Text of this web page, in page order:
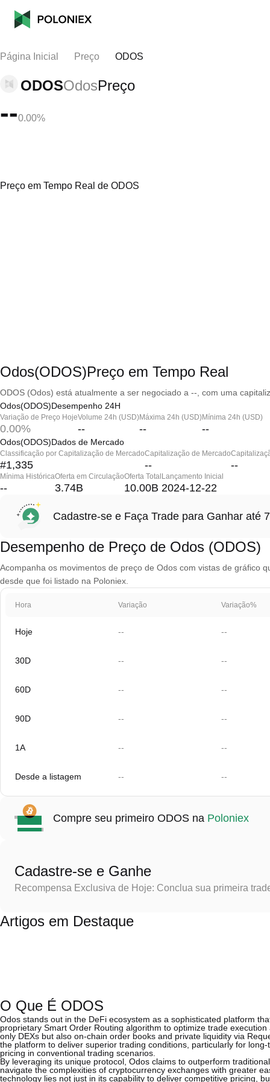
Página Inicial Preço ODOS
ODOSOdosPreço
--0.00%
Preço em Tempo Real de ODOS
Odos(ODOS)Preço em Tempo Real
ODOS (Odos) está atualmente a ser negociado a --, com uma
Odos(ODOS)Desempenho 24H
Variação de Preço Hoje
0.00%
Volume 24h (USD)
--
Máxima 24h (USD)
--
Mínima 24h (USD)
--
Odos(ODOS)Dados de Mercado
Classificação por Capitalização de Mercado
#1,335
Capitalização de Mercado
-- --
Mínima Histórica
--
Oferta em Circulação
3.74B
Oferta Total
10.00B
Lançamento Inicial
2024-12-22
Cadastre-se e Faça Trade para Ganhar até
Desempenho de Preço de Odos (ODOS)
Acompanha os movimentos de preço de Odos com vistas de gráfico
desde que foi listado na Poloniex.
Hora Variação Variação%
Hoje -- --
30D -- --
60D -- --
90D -- --
1A -- --
Desde a listagem -- --
Compre seu primeiro ODOS na Poloniex
Cadastre-se e Ganhe
Recompensa Exclusiva de Hoje: Conclua sua primeira
Artigos em Destaque
O Que É ODOS
Odos stands out in the DeFi ecosystem as a sophisticated platform
proprietary Smart Order Routing algorithm to optimize trade
only DEXs but also on-chain order books and private liquidity via
the platform to deliver superior trading conditions, particularly for
pricing in conventional trading scenarios.
By leveraging its unique protocol, Odos claims to outperform
navigate the complexities of cryptocurrency exchanges with greater
technology lies not just in its capability to deliver competitive pricing,